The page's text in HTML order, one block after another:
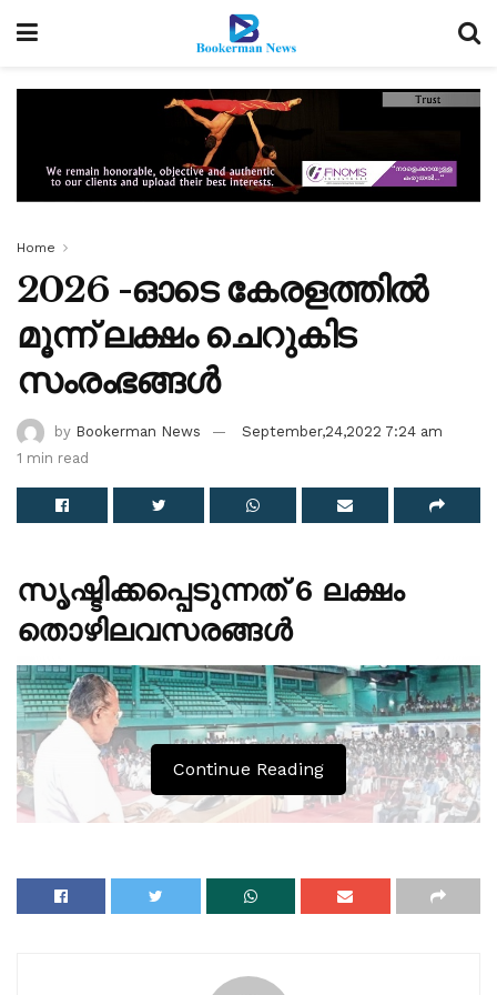
Home
2026 -ഓടെ കേരളത്തിൽ
മൂന്ന് ലക്ഷം ചെറുകിട
സംരംഭങ്ങൾ
by Bookerman News
September,24,2022 7:24 am
1 min read
സൃഷ്ടിക്കപ്പെടുന്നത് 6 ലക്ഷം
തൊഴിലവസരങ്ങൾ
Continue Reading